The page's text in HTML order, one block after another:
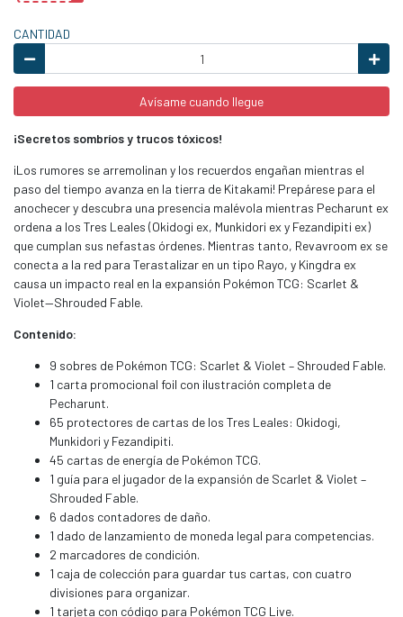
CANTIDAD
Avísame cuando llegue
¡Secretos sombríos y trucos tóxicos!
¡Los rumores se arremolinan y los recuerdos engañan mientras el
paso del tiempo avanza en la tierra de Kitakami! Prepárese para el
anochecer y descubra una presencia malévola mientras Pecharunt ex
ordena a los Tres Leales (Okidogi ex, Munkidori ex y Fezandipiti ex)
que cumplan sus nefastas órdenes. Mientras tanto, Revavroom ex se
conecta a la red para Terastalizar en un tipo Rayo, y Kingdra ex
causa un impacto real en la expansión Pokémon TCG: Scarlet &
Violet—Shrouded Fable.
Contenido:
9 sobres de Pokémon TCG: Scarlet & Violet – Shrouded Fable.
1 carta promocional foil con ilustración completa de
Pecharunt.
65 protectores de cartas de los Tres Leales: Okidogi,
Munkidori y Fezandipiti.
45 cartas de energía de Pokémon TCG.
1 guía para el jugador de la expansión de Scarlet & Violet –
Shrouded Fable.
6 dados contadores de daño.
1 dado de lanzamiento de moneda legal para competencias.
2 marcadores de condición.
1 caja de colección para guardar tus cartas, con cuatro
divisiones para organizar.
1 tarjeta con código para Pokémon TCG Live.